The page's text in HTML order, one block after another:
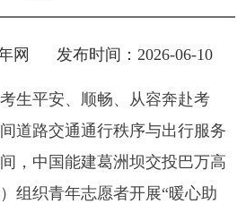
网 发布时间：2026-06-10
生平安、顺畅、从容奔赴考
道路交通通行秩序与出行服务
，中国能建葛洲坝交投巴万高
组织青年志愿者开展“暖心助